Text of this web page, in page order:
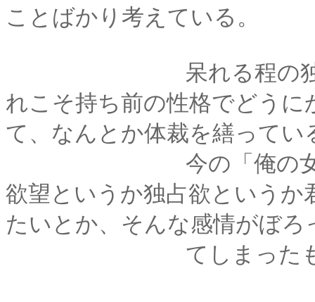
ことばかり考えている。
呆れる程の独占欲と
れこそ持ち前の性格でどう
て、なんとか体裁を繕ってい
今の「俺の女」発言
欲望というか独占欲という
たいとか、そんな感情がぼろ
てしまったも